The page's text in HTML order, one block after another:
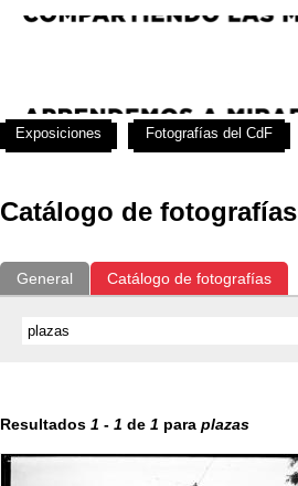
Catálogo de fotografías
General Catálogo de fotografías
Resultados 1 - 1 de 1 para plazas
Exposiciones Fotografías del CdF